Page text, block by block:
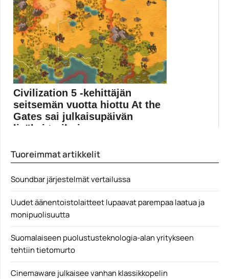
The Witcher -sarjan lähtökohtana oli Ciri-hahmo ja
tämän...
Elokuvat
Civilization 5 -kehittäjän
seitsemän vuotta hiottu At the
Gates sai julkaisupäivän
lisäksi trailerin
Gatesille on annettu...
Tuoreimmat artikkelit
Soundbar järjestelmät vertailussa
Uudet äänentoistolaitteet lupaavat parempaa laatua ja
monipuolisuutta
Suomalaiseen puolustusteknologia-alan yritykseen
tehtiin tietomurto
Cinemaware julkaisee vanhan klassikkopelin